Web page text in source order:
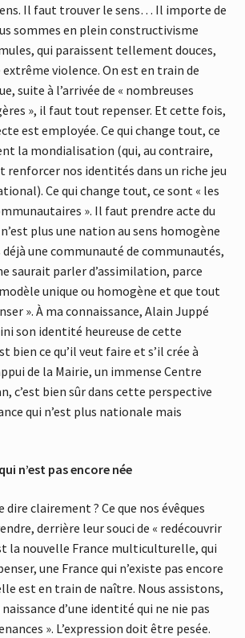
Il faut trouver le sens… Il importe de
sommes en plein constructivisme
qui paraissent tellement douces,
violence. On est en train de
suite à l’arrivée de « nombreuses
», il faut tout repenser. Et cette fois,
est employée. Ce qui change tout, ce
la mondialisation (qui, au contraire,
renforcer nos identités dans un riche jeu
Ce qui change tout, ce sont « les
». Il faut prendre acte du
plus une nation au sens homogène
une communauté de communautés,
saurait parler d’assimilation, parce
modèle unique ou homogène et que tout
». À ma connaissance, Alain Juppé
son identité heureuse de cette
bien ce qu’il veut faire et s’il crée à
de la Mairie, un immense Centre
c’est bien sûr dans cette perspective
qui n’est plus nationale mais
n’est pas encore née
dire clairement ? Ce que nos évêques
derrière leur souci de « redécouvrir
la nouvelle France multiculturelle, qui
une France qui n’existe pas encore
est en train de naître. Nous assistons,
d’une identité qui ne nie pas
». L’expression doit être pesée.